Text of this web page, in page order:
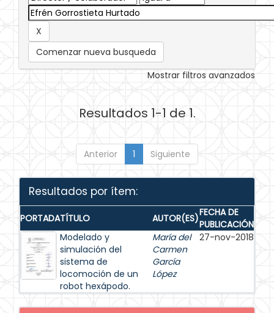
Comenzar nueva busqueda
Mostrar filtros avanzados
Resultados 1-1 de 1.
Anterior 1 Siguiente
Resultados por ítem:
PORTADATÍTULO AUTOR(ES)FECHA DE
PUBLICACIÓN
Modelado y
simulación del
sistema de
locomoción de un
robot hexápodo.
María del
Carmen
García
López
27-nov-2018